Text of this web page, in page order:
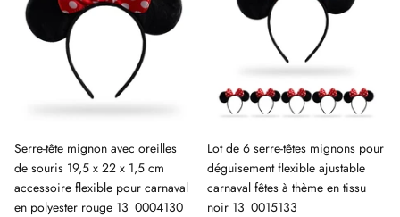
Serre-tête mignon avec oreilles
de souris 19,5 x 22 x 1,5 cm
accessoire flexible pour carnaval
en polyester rouge 13_0004130
Lot de 6 serre-têtes mignons pour
déguisement flexible ajustable
carnaval fêtes à thème en tissu
noir 13_0015133